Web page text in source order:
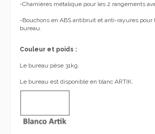
-Charnières métalique pour les 2 rangements
-Bouchons en ABS antibruit et anti-rayures pour
bureau.
Couleur et poids :
Le bureau pèse 31kg.
Le bureau est disponible en blanc ARTIK.